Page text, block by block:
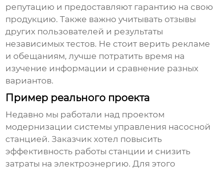
репутацию и предоставляют гарантию на свою
продукцию. Также важно учитывать отзывы
других пользователей и результаты
независимых тестов. Не стоит верить рекламе
и обещаниям, лучше потратить время на
изучение информации и сравнение разных
вариантов.
Пример реального проекта
Недавно мы работали над проектом
модернизации системы управления насосной
станцией. Заказчик хотел повысить
эффективность работы станции и снизить
затраты на электроэнергию. Для этого